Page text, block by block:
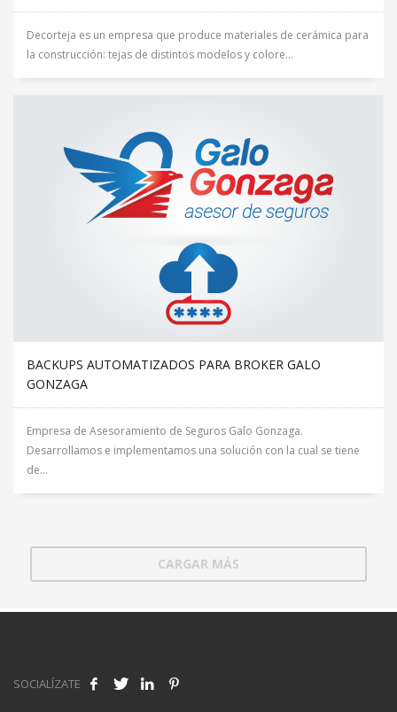
Decorteja es un empresa que produce materiales de cerámica para
la construcción: tejas de distintos modelos y colore...
BACKUPS AUTOMATIZADOS PARA BROKER GALO
GONZAGA
Empresa de Asesoramiento de Seguros Galo Gonzaga.
Desarrollamos e implementamos una solución con la cual se tiene
de...
CARGAR MÁS
SOCIALÍZATE